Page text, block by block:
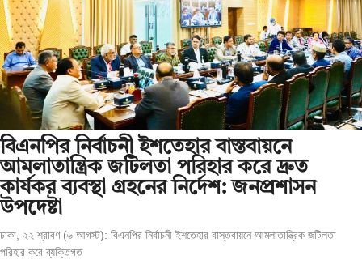
বিএনপির নির্বাচনী ইশতেহার বাস্তবায়নে
আমলাতান্ত্রিক জটিলতা পরিহার করে দ্রুত
কার্যকর ব্যবস্থা গ্রহনের নির্দেশ: জনপ্রশাসন
উপদেষ্টা
ঢাকা, ২২ শ্রাবণ (৬ আগস্ট): বিএনপির নির্বাচনী ইশতেহার বাস্তবায়নে আমলাতান্ত্রিক জটিলতা
পরিহার করে ব্যক্তিগত